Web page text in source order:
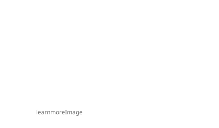
learnmoreImage